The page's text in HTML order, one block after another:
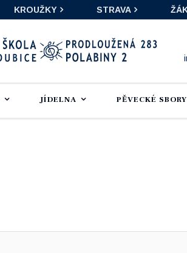
KROUŽKY STRAVA
JÍDELNA PĚVECKÉ SBORY